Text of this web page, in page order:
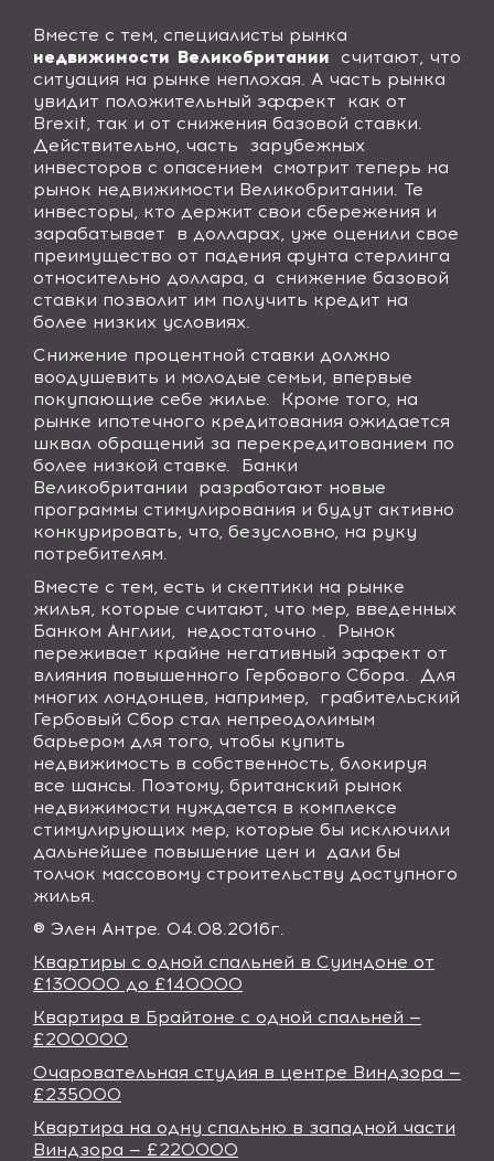
Вместе с тем, специалисты рынка
недвижимости Великобритании
считают, что
ситуация на рынке неплохая. А часть рынка
увидит положительный эффект
как от
Brexit, так и от снижения базовой ставки.
Действительно, часть
зарубежных
инвесторов с опасением
смотрит теперь на
рынок недвижимости Великобритании. Те
инвесторы, кто держит свои сбережения и
зарабатывает
в долларах, уже оценили свое
преимущество от падения фунта стерлинга
относительно доллара, а
снижение базовой
ставки позволит им получить кредит на
более низких условиях.
Снижение процентной ставки должно
воодушевить и молодые семьи, впервые
покупающие себе жилье.
Кроме того, на
рынке ипотечного кредитования ожидается
шквал обращений за перекредитованием по
более низкой ставке.
Банки
Великобритании
разработают новые
программы стимулирования и будут активно
конкурировать, что, безусловно, на руку
потребителям.
Вместе с тем, есть и скептики на рынке
жилья, которые считают, что мер, введенных
Банком Англии,
недостаточно .
Рынок
переживает крайне негативный эффект от
влияния повышенного Гербового Сбора. Для
многих лондонцев, например,
грабительский
Гербовый Сбор стал непреодолимым
барьером для того, чтобы купить
недвижимость в собственность, блокируя
все шансы. Поэтому, британский рынок
недвижимости нуждается в комплексе
стимулирующих мер, которые бы исключили
дальнейшее повышение цен и дали бы
толчок массовому строительству доступного
жилья.
® Элен Антре. 04.08.2016г.
Квартиры с одной спальней в Суиндоне от
£130000 до £140000
Квартира в Брайтоне с одной спальней —
£200000
Очаровательная студия в центре Виндзора —
£235000
Квартира на одну спальню в западной части
Виндзора — £220000